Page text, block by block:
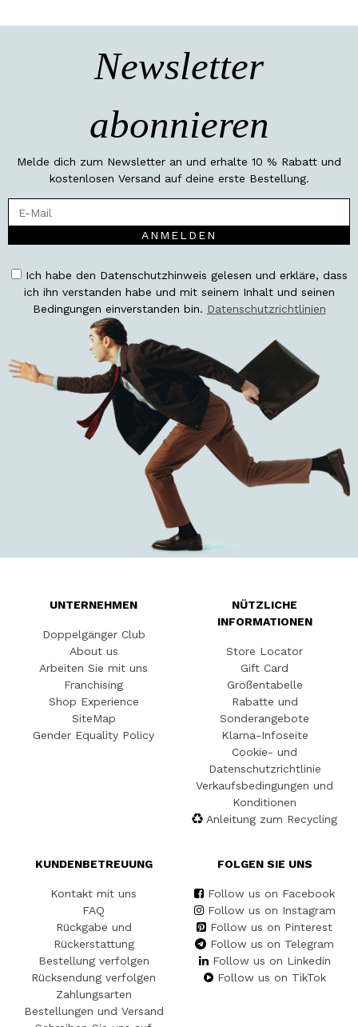
Newsletter
abonnieren
Melde dich zum Newsletter an und erhalte 10 % Rabatt und
kostenlosen Versand auf deine erste Bestellung.
ANMELDEN
Ich habe den Datenschutzhinweis gelesen und erkläre, dass
ich ihn verstanden habe und mit seinem Inhalt und seinen
Bedingungen einverstanden bin. Datenschutzrichtlinien
UNTERNEHMEN
Doppelgänger Club
About us
Arbeiten Sie mit uns
Franchising
Shop Experience
SiteMap
Gender Equality Policy
NÜTZLICHE
INFORMATIONEN
Store Locator
Gift Card
Größentabelle
Rabatte und
Sonderangebote
Klarna-Infoseite
Cookie- und
Datenschutzrichtlinie
Verkaufsbedingungen und
Konditionen
Anleitung zum Recycling
KUNDENBETREUUNG
Kontakt mit uns
FAQ
Rückgabe und
Rückerstattung
Bestellung verfolgen
Rücksendung verfolgen
Zahlungsarten
Bestellungen und Versand
FOLGEN SIE UNS
Follow us on Facebook
Follow us on Instagram
Follow us on Pinterest
Follow us on Telegram
Follow us on Linkedin
Follow us on TikTok